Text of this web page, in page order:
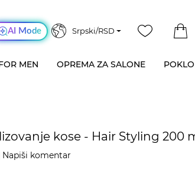
AI Mode Srpski/RSD
MEN OPREMA ZA SALONE
kose - Hair Styling 200
Napiši komentar